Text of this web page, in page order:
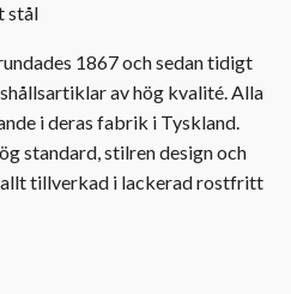
stål
1867 och sedan tidigt
av hög kvalité. Alla
i deras fabrik i Tyskland.
standard, stilren design och
tillverkad i lackerad rostfritt